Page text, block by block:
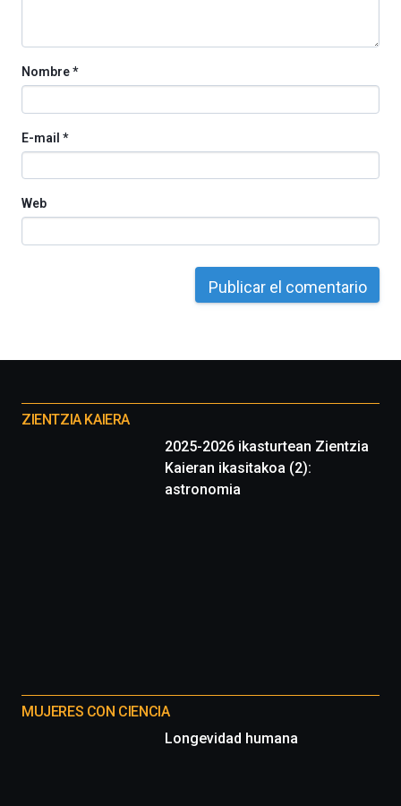
Nombre*
E-mail *
Web
proyectos
ZIENTZIA KAIERA
2025-2026 ikasturtean Zientzia
Kaieran ikasitakoa (2):
astronomia
MUJERES CON CIENCIA
Longevidad humana